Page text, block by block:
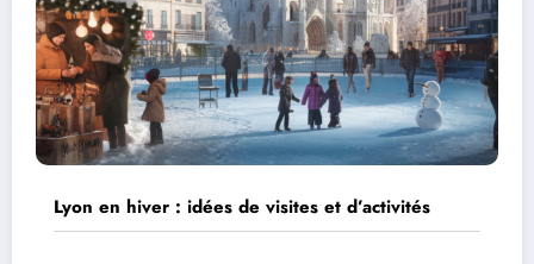
Lyon en hiver : idées de visites et d’activités